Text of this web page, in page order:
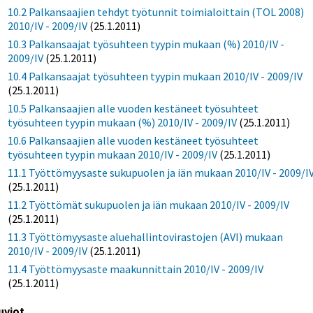
10.2 Palkansaajien tehdyt työtunnit toimialoittain (TOL 2008)
2010/IV - 2009/IV (25.1.2011)
10.3 Palkansaajat työsuhteen tyypin mukaan (%) 2010/IV -
2009/IV (25.1.2011)
10.4 Palkansaajat työsuhteen tyypin mukaan 2010/IV - 2009/IV
(25.1.2011)
10.5 Palkansaajien alle vuoden kestäneet työsuhteet
työsuhteen tyypin mukaan (%) 2010/IV - 2009/IV (25.1.2011)
10.6 Palkansaajien alle vuoden kestäneet työsuhteet
työsuhteen tyypin mukaan 2010/IV - 2009/IV (25.1.2011)
11.1 Työttömyysaste sukupuolen ja iän mukaan 2010/IV - 2009/
(25.1.2011)
11.2 Työttömät sukupuolen ja iän mukaan 2010/IV - 2009/IV
(25.1.2011)
11.3 Työttömyysaste aluehallintovirastojen (AVI) mukaan
2010/IV - 2009/IV (25.1.2011)
11.4 Työttömyysaste maakunnittain 2010/IV - 2009/IV
(25.1.2011)